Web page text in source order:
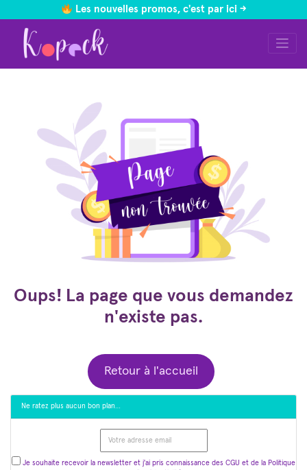
Les nouvelles promos, c'est par ici ->
Oups! La page que vous demandez
n'existe pas.
Retour à l'accueil
Ne ratez plus aucun bon plan…
Je souhaite recevoir la newsletter et j'ai pris connaissance des CGU et de la Politique